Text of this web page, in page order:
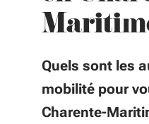
Quels sont les
mobilité pour
Charente-